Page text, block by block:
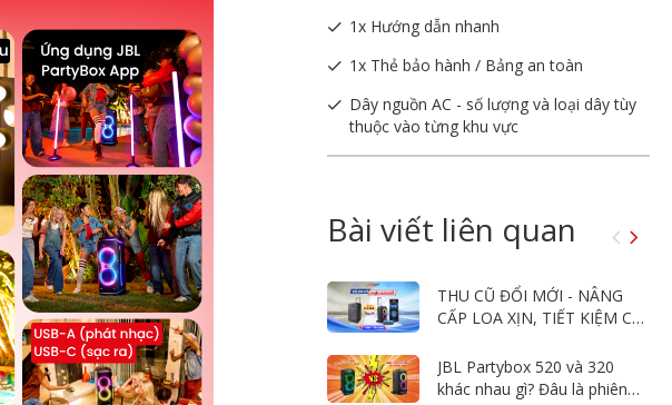
1x Hướng dẫn nhanh
1x Thẻ bảo hành / Bảng an toàn
Dây nguồn AC - số lượng và loại dây tùy
thuộc vào từng khu vực
Bài viết liên quan
THU CŨ ĐỔI MỚI - NÂNG
CẤP LOA XỊN, TIẾT KIỆM CHI
JBL Partybox 520 và 320
khác nhau gì? Đâu là phiên